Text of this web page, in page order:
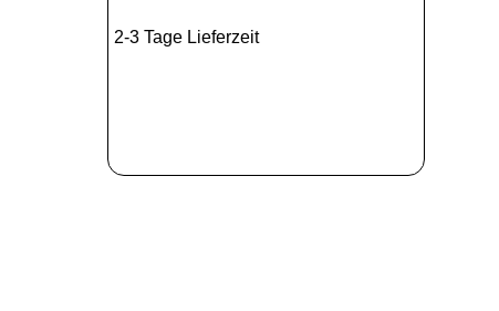
2-3 Tage Lieferzeit